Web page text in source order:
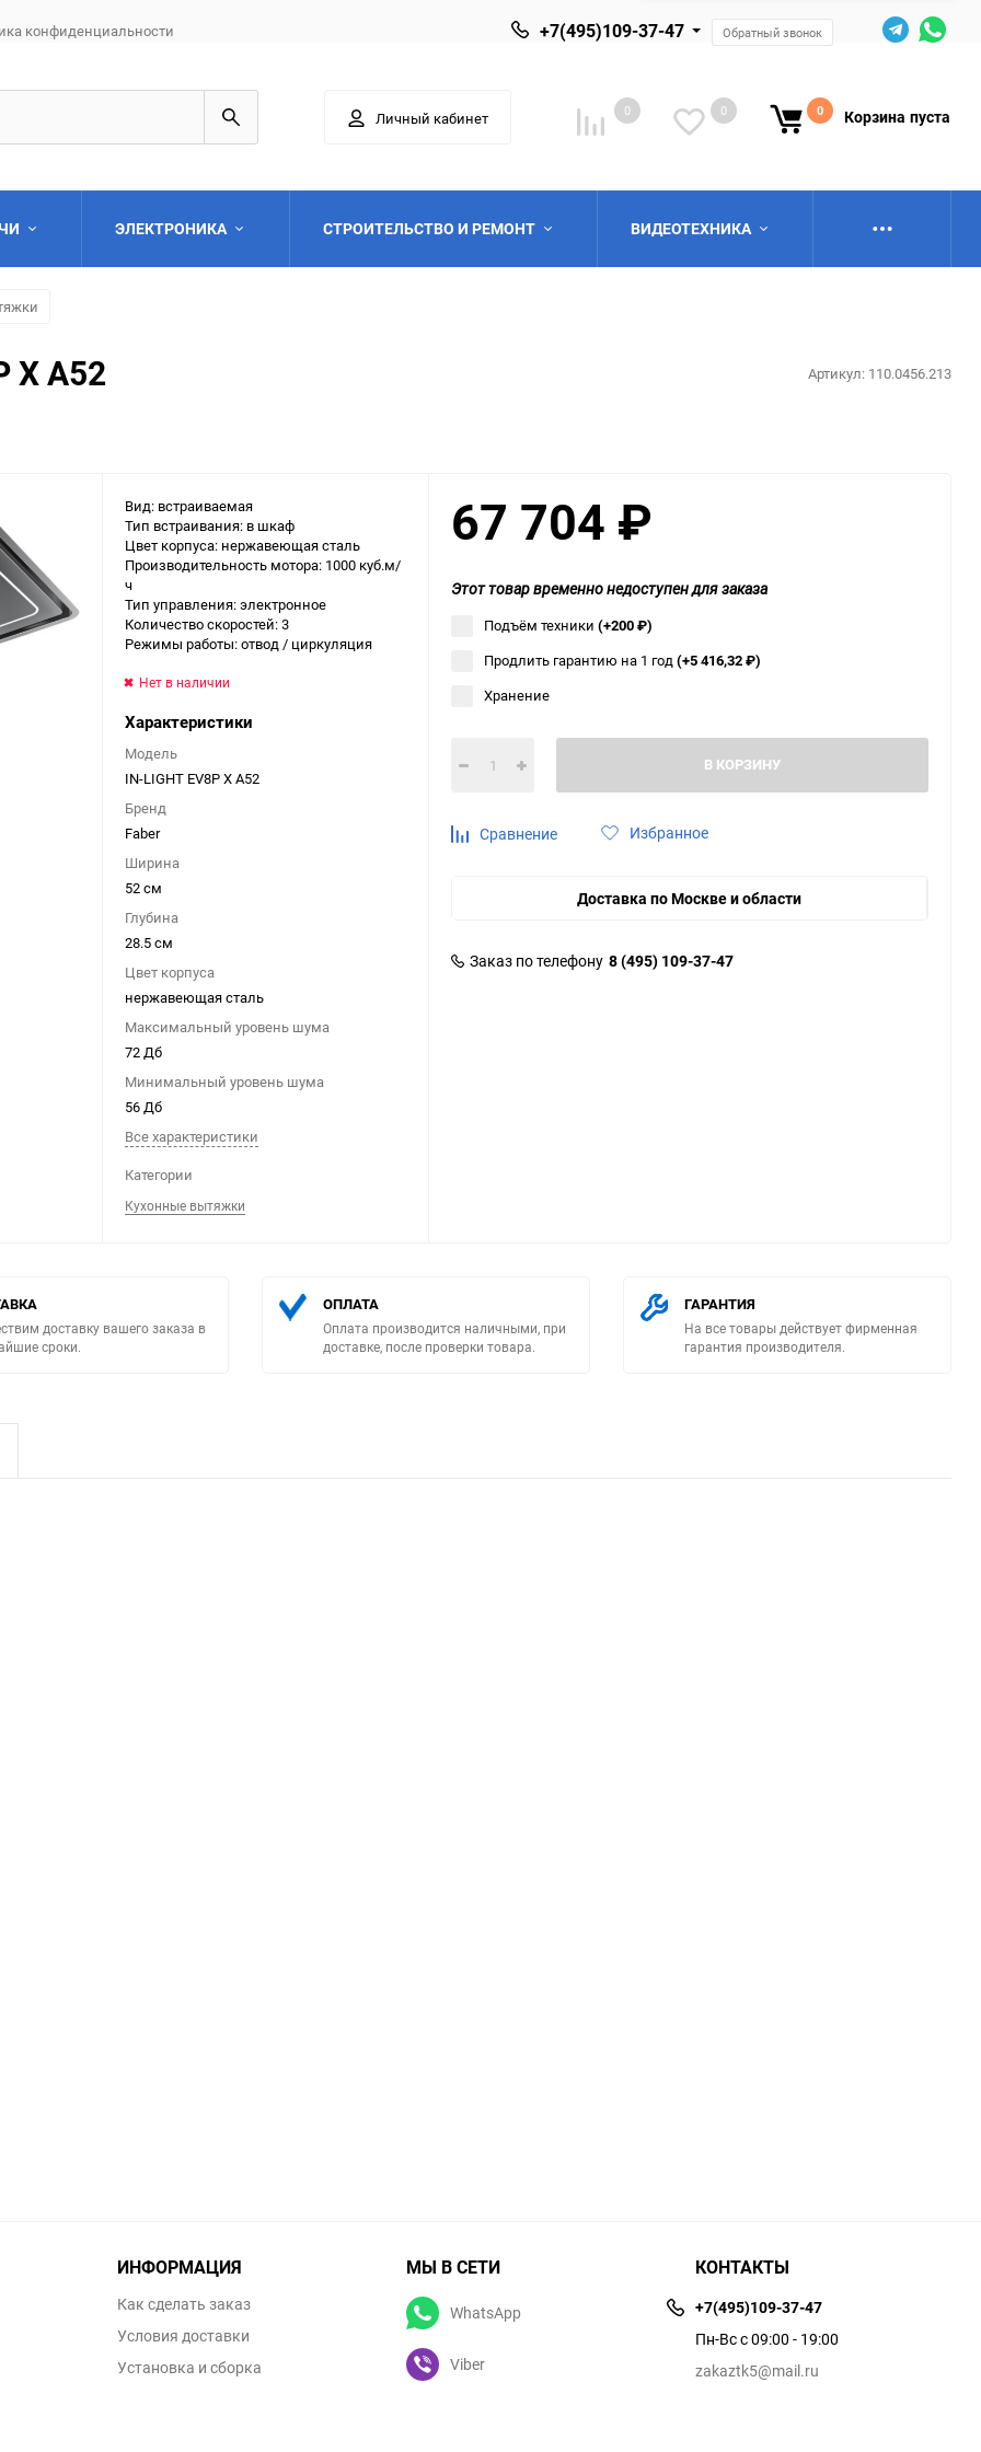
конфиденциальности +7(495)109-37-47 Обратный звонок
Личный кабинет 0 0 0 Корзина пуста
Выберите категорию
Выберите категорию
ЭЛЕКТРОНИКА СТРОИТЕЛЬСТВО И РЕМОНТ
Выберите категорию
ВИДЕОТЕХНИКА
X A52 Артикул: 110.0456.213
Вид: встраиваемая
Тип встраивания: в шкаф
Цвет корпуса: нержавеющая сталь
Производительность мотора: 1000 куб.м/
ч
Тип управления: электронное
Количество скоростей: 3
Режимы работы: отвод / циркуляция
Нет в наличии
Характеристики
Модель
IN-LIGHT EV8P X A52
Бренд
Faber
Ширина
52 см
Глубина
28.5 см
Цвет корпуса
нержавеющая сталь
Максимальный уровень шума
72 Дб
Минимальный уровень шума
56 Дб
Все характеристики
Категории
Кухонные вытяжки
67 704 ₽
Этот товар временно недоступен для заказа
Подъём техники (+200₽)
Продлить гарантию на 1 год(+5 416,32₽)
Хранение
В КОРЗИНУ
Сравнение Избранное
Доставка по Москве и области
Заказ по телефону 8 (495) 109-37-47
доставку вашего заказа в
сроки.
ОПЛАТА
Оплата производится наличными, при
доставке, после проверки товара.
ГАРАНТИЯ
На все товары действует фирменная
гарантия производителя.
ИНФОРМАЦИЯ
Как сделать заказ
Условия доставки
Установка и сборка
МЫ В СЕТИ
WhatsApp
Viber
КОНТАКТЫ
+7(495)109-37-47
Пн-Вс с 09:00 - 19:00
zakaztk5@mail.ru